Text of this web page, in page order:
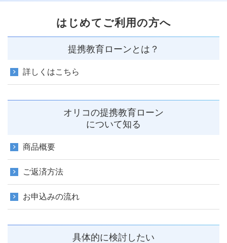
はじめてご利用の方へ
提携教育ローンとは？
詳しくはこちら
オリコの提携教育ローン
について知る
商品概要
ご返済方法
お申込みの流れ
具体的に検討したい